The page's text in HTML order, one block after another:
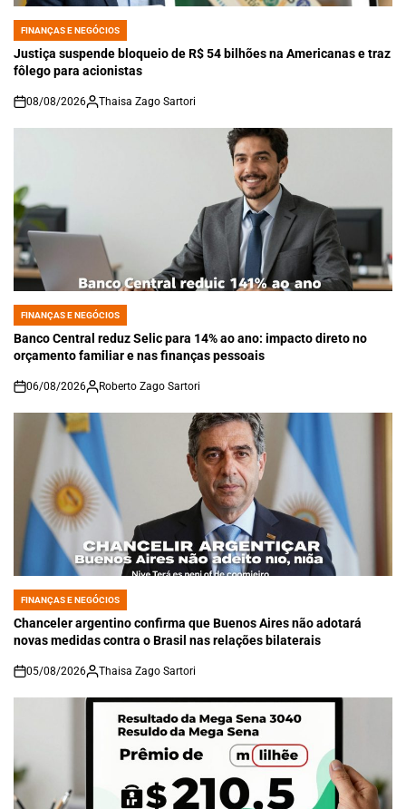
POSTED
IN
FINANÇAS E NEGÓCIOS
Justiça suspende bloqueio de R$ 54 bilhões na Americanas e traz
fôlego para acionistas
on
08/08/2026 Thaisa Zago Sartori
POSTED
IN
FINANÇAS E NEGÓCIOS
Banco Central reduz Selic para 14% ao ano: impacto direto no
orçamento familiar e nas finanças pessoais
on
06/08/2026 Roberto Zago Sartori
POSTED
IN
FINANÇAS E NEGÓCIOS
Chanceler argentino confirma que Buenos Aires não adotará
novas medidas contra o Brasil nas relações bilaterais
on
05/08/2026 Thaisa Zago Sartori